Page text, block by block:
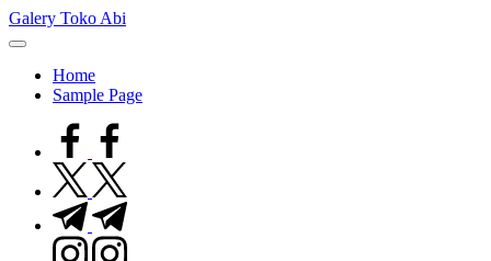
Skip
to
Galery Toko Abi
Home
Sample Page
facebook.com
twitter.com
t.me
instagram.com